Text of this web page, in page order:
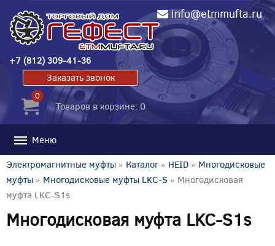
info@etmmufta.ru
+7 (812) 309-41-36
Заказать звонок
0
Товаров в корзине: 0
Меню
Электромагнитные муфты » Каталог» HEID » Многодисковые
муфты » Многодисковые муфты LKC-S » Многодисковая
муфта LKC-S1s
Многодисковая муфта LKC-S1s